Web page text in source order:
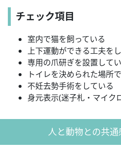
チェック項目
室内で猫を飼っている
上下運動ができる工夫を
専用の爪研ぎを設置して
トイレを決められた場所
不妊去勢手術をしている
身元表示(迷子札・マイク
人と動物との共